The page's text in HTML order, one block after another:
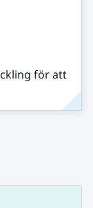
för att